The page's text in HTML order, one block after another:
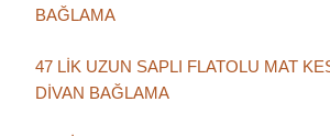
BAĞLAMA
47 LİK UZUN SAPLI FLATOLU MAT
DİVAN BAĞLAMA